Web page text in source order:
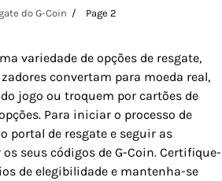
do G-Coin Page 2
variedade de opções de resgate,
convertam para moeda real,
jogo ou troquem por cartões de
Para iniciar o processo de
portal de resgate e seguir as
seus códigos de G-Coin. Certifique-
de elegibilidade e mantenha-se